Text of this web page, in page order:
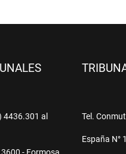
4436.301 al
Tel.
España N°